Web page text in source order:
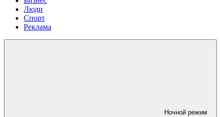
Люди
Спорт
Реклама
Ночной режим